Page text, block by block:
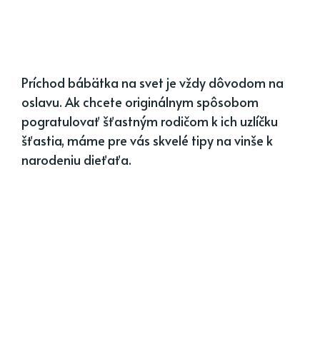
Príchod bábätka na svet je vždy dôvodom na
oslavu. Ak chcete originálnym spôsobom
pogratulovať šťastným rodičom k ich uzlíčku
šťastia, máme pre vás skvelé tipy na vinše k
narodeniu dieťaťa.